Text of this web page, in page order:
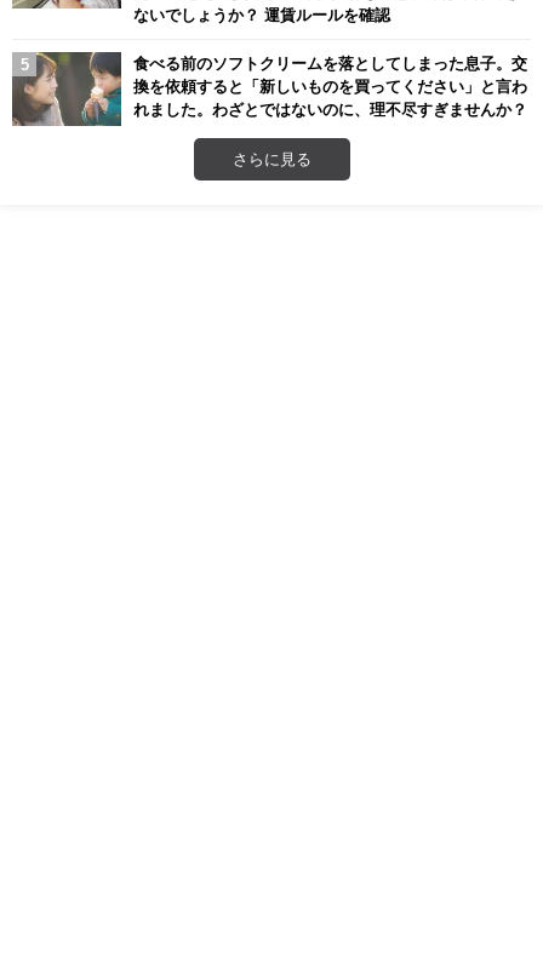
ないでしょうか？ 運賃ルールを確認
食べる前のソフトクリームを落としてしまった息子。交
換を依頼すると「新しいものを買ってください」と言わ
れました。わざとではないのに、理不尽すぎませんか？
さらに見る